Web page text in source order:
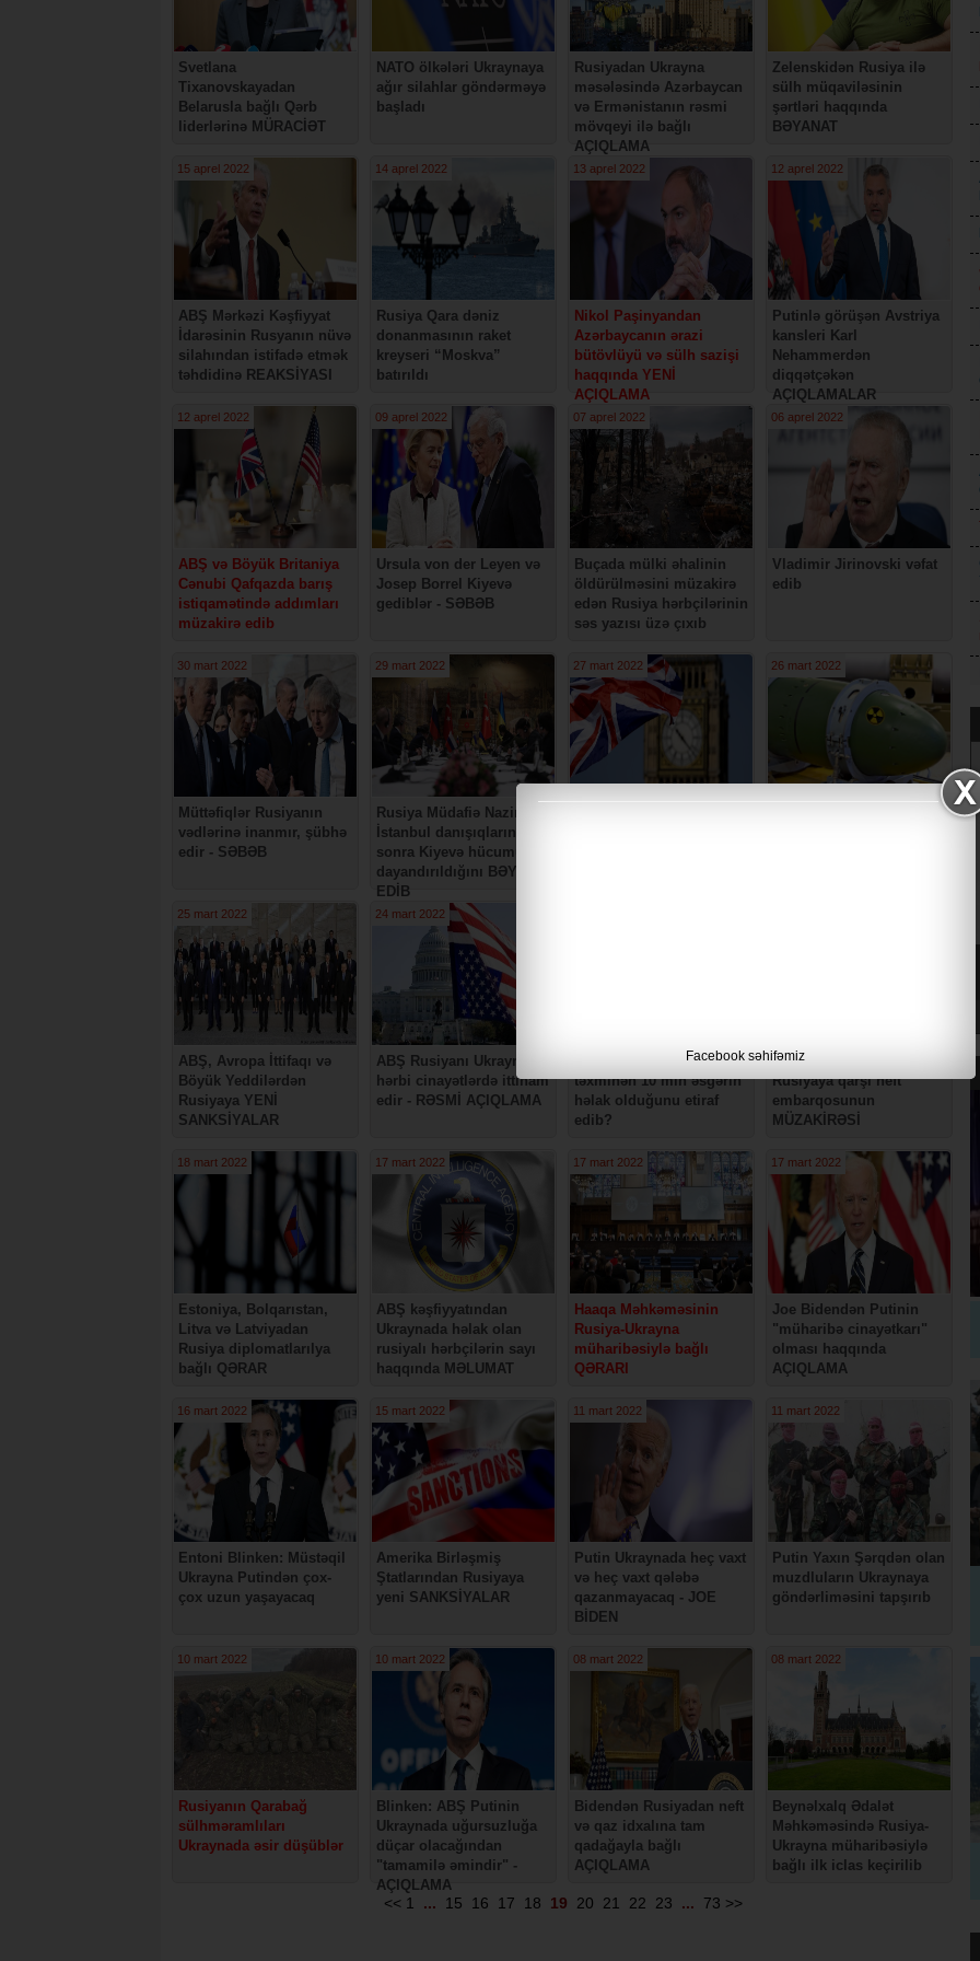
Svetlana
Tixanovskayadan
Belarusla bağlı Qərb
liderlərinə MÜRACİƏT
NATO ölkələri Ukraynaya
ağır silahlar göndərməyə
başladı
Rusiyadan Ukrayna
məsələsində Azərbaycan
və Ermənistanın rəsmi
mövqeyi ilə bağlı
AÇIQLAMA
Zelenskidən Rusiya ilə
sülh müqaviləsinin
şərtləri haqqında
BƏYANAT
15 aprel 2022
ABŞ Mərkəzi Kəşfiyyat
İdarəsinin Rusyanın nüvə
silahından istifadə etmək
təhdidinə REAKSİYASI
14 aprel 2022
Rusiya Qara dəniz
donanmasının raket
kreyseri “Moskva”
batırıldı
13 aprel 2022
Nikol Paşinyandan
Azərbaycanın ərazi
bütövlüyü və sülh sazişi
haqqında YENİ
AÇIQLAMA
12 aprel 2022
Putinlə görüşən Avstriya
kansleri Karl
Nehammerdən
diqqətçəkən
AÇIQLAMALAR
12 aprel 2022
ABŞ və Böyük Britaniya
Cənubi Qafqazda barış
istiqamətində addımları
müzakirə edib
09 aprel 2022
Ursula von der Leyen və
Josep Borrel Kiyevə
gediblər - SƏBƏB
07 aprel 2022
Buçada mülki əhalinin
öldürülməsini müzakirə
edən Rusiya hərbçilərinin
səs yazısı üzə çıxıb
06 aprel 2022
Vladimir Jirinovski vəfat
edib
30 mart 2022
Müttəfiqlər Rusiyanın
vədlərinə inanmır, şübhə
edir - SƏBƏB
29 mart 2022
Rusiya Müdafiə Nazirliyi
İstanbul danışıqlarından
sonra Kiyevə hücumun
dayandırıldığını BƏYAN
EDİB
27 mart 2022 26 mart 2022
25 mart 2022
ABŞ, Avropa İttifaqı və
Böyük Yeddilərdən
Rusiyaya YENİ
SANKSİYALAR
24 mart 2022
ABŞ Rusiyanı Ukraynada
hərbi cinayətlərdə ittiham
edir - RƏSMİ AÇIQLAMA
Rusiya Müdafiə Nazirliyi
təxminən 10 min əsgərin
həlak olduğunu etiraf
edib?
Avropa İttifaqında
Rusiyaya qarşı neft
embarqosunun
MÜZAKİRƏSİ
18 mart 2022
Estoniya, Bolqarıstan,
Litva və Latviyadan
Rusiya diplomatlarılya
bağlı QƏRAR
17 mart 2022
ABŞ kəşfiyyatından
Ukraynada həlak olan
rusiyalı hərbçilərin sayı
haqqında MƏLUMAT
17 mart 2022
Haaqa Məhkəməsinin
Rusiya-Ukrayna
müharibəsiylə bağlı
QƏRARI
17 mart 2022
Joe Bidendən Putinin
"müharibə cinayətkarı"
olması haqqında
AÇIQLAMA
16 mart 2022
Entoni Blinken: Müstəqil
Ukrayna Putindən çox-
çox uzun yaşayacaq
15 mart 2022
Amerika Birləşmiş
Ştatlarından Rusiyaya
yeni SANKSİYALAR
11 mart 2022
Putin Ukraynada heç vaxt
və heç vaxt qələbə
qazanmayacaq - JOE
BİDEN
11 mart 2022
Putin Yaxın Şərqdən olan
muzdluların Ukraynaya
göndərliməsini tapşırıb
10 mart 2022
Rusiyanın Qarabağ
sülhməramlıları
Ukraynada əsir düşüblər
10 mart 2022
Blinken: ABŞ Putinin
Ukraynada uğursuzluğa
düçar olacağından
"tamamilə əmindir" -
AÇIQLAMA
08 mart 2022
Bidendən Rusiyadan neft
və qaz idxalına tam
qadağayla bağlı
AÇIQLAMA
08 mart 2022
Beynəlxalq Ədalət
Məhkəməsində Rusiya-
Ukrayna müharibəsiylə
bağlı ilk iclas keçirilib
<< 1 ... 15 16 17 18 19 20 21 22 23 ... 73 >>
Facebook səhifəmiz